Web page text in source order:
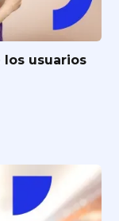
usuarios